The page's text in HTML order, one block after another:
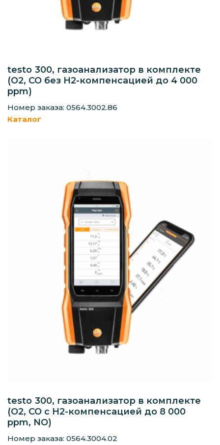
testo 300, газоанализатор в комплекте
(O2, СО без H2-компенсацией до 4 000
ppm)
Номер заказа: 0564.3002.86
Каталог
testo 300, газоанализатор в комплекте
(O2, СО с H2-компенсацией до 8 000
ppm, NO)
Номер заказа: 0564.3004.02